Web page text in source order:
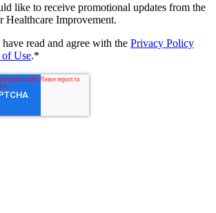
like to receive promotional updates from the
Healthcare Improvement.
read and agree with the Privacy Policy
of Use.*